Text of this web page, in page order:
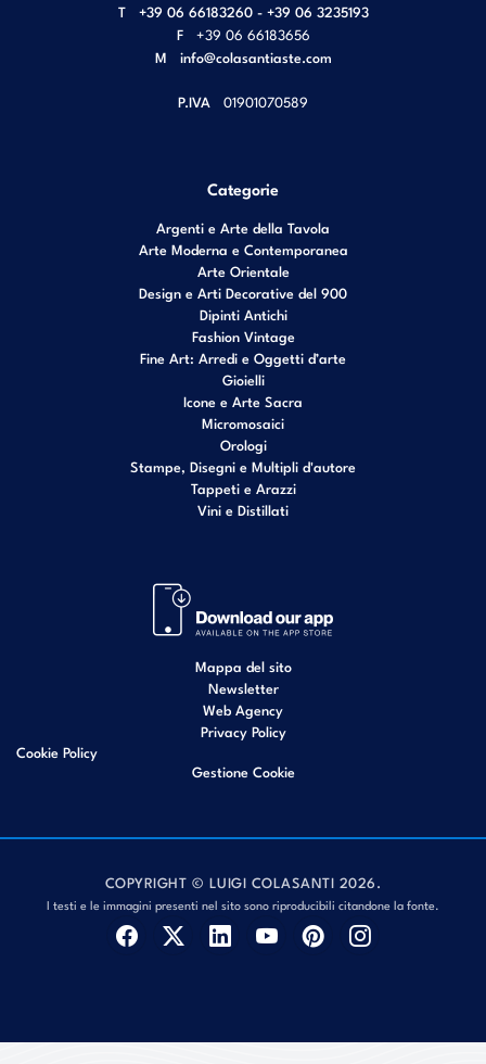
T
+39 06 66183260 - +39 06 3235193
F
+39 06 66183656
M info@colasantiaste.com
P.IVA 01901070589
Categorie
Argenti e Arte della Tavola
Arte Moderna e Contemporanea
Arte Orientale
Design e Arti Decorative del 900
Dipinti Antichi
Fashion Vintage
Fine Art: Arredi e Oggetti d’arte
Gioielli
Icone e Arte Sacra
Micromosaici
Orologi
Stampe, Disegni e Multipli d'autore
Tappeti e Arazzi
Vini e Distillati
Mappa del sito
Newsletter
Web Agency
Privacy Policy
Cookie Policy
Gestione Cookie
COPYRIGHT © LUIGI COLASANTI 2026.
I testi e le immagini presenti nel sito sono riproducibili citandone la fonte.